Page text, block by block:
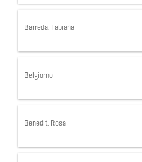
Barreda, Fabiana
Belgiorno
Benedit, Rosa